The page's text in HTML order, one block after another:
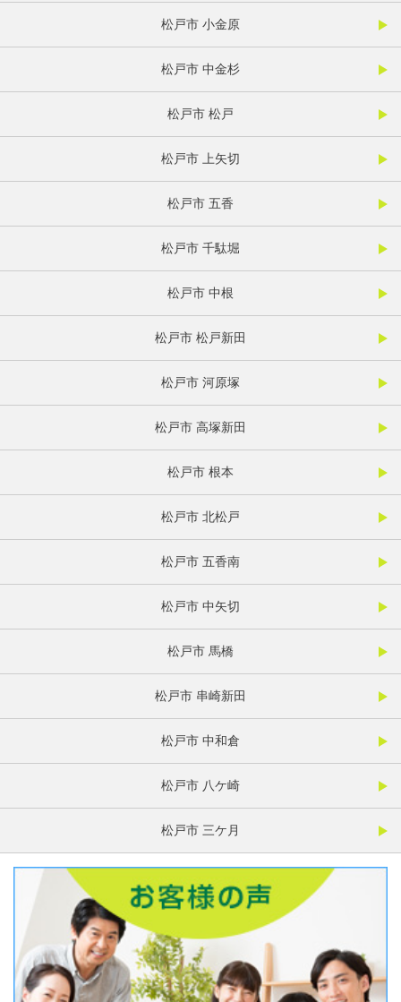
松戸市 小金原
松戸市 中金杉
松戸市 松戸
松戸市 上矢切
松戸市 五香
松戸市 千駄堀
松戸市 中根
松戸市 松戸新田
松戸市 河原塚
松戸市 高塚新田
松戸市 根本
松戸市 北松戸
松戸市 五香南
松戸市 中矢切
松戸市 馬橋
松戸市 串崎新田
松戸市 中和倉
松戸市 八ケ崎
松戸市 三ケ月